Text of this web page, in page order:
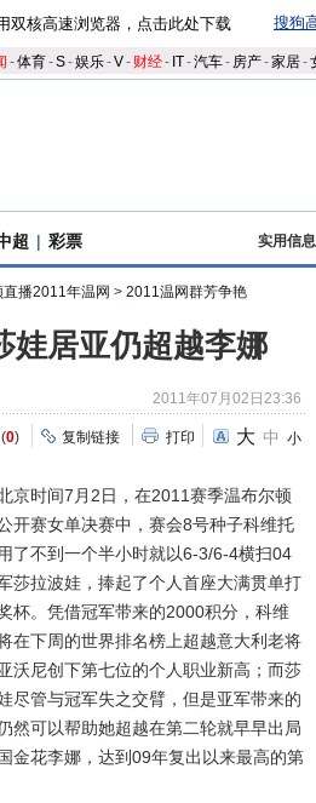
双核高速浏览器，点击此处下载 搜狗
-体育-S-娱乐-V- 财经- IT-汽车- 房产-家居-
超 | 彩票 实用信息
播2011年温网 > 2011温网群芳争艳
娃居亚仍超越李娜
2011年07月02日23:36
(0) 复制链接 打印 大 中 小
时间7月2日，在2011赛季温布尔顿
开赛女单决赛中，赛会8号种子科维托
了不到一个半小时就以6-3/6-4横扫04
莎拉波娃，捧起了个人首座大满贯单打
杯。凭借冠军带来的2000积分，科维
在下周的世界排名榜上超越意大利老将
沃尼创下第七位的个人职业新高；而莎
尽管与冠军失之交臂，但是亚军带来的
然可以帮助她超越在第二轮就早早出局
金花李娜，达到09年复出以来最高的第